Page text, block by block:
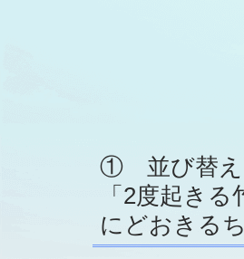
① 並び替え
「2度起きる
にどおきる